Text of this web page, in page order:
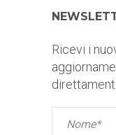
Ricevi i